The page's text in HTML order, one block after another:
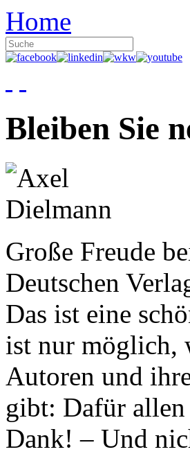
Home
Bleiben Sie
Große Freude
Deutschen
Das ist eine
ist nur möglich,
Autoren und
gibt: Dafür
Dank! – Und